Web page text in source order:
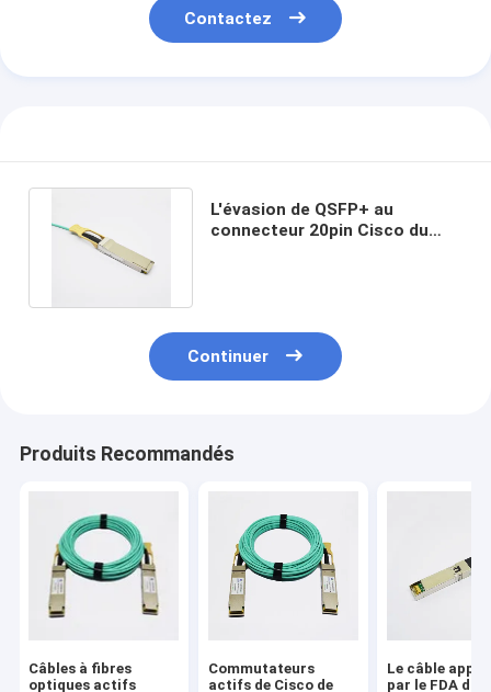
Contactez
L'évasion de QSFP+ au
connecteur 20pin Cisco du
Continuer
Produits Recommandés
Câbles à fibres
optiques actifs
Commutateurs
actifs de Cisco de
Le câble
par le FDA